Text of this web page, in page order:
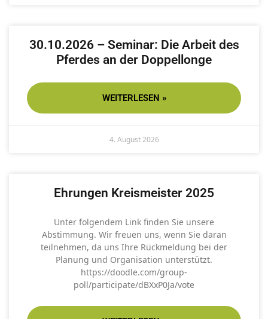
30.10.2026 – Seminar: Die Arbeit des
Pferdes an der Doppellonge
WEITERLESEN »
4. August 2026
Ehrungen Kreismeister 2025
Unter folgendem Link finden Sie unsere
Abstimmung. Wir freuen uns, wenn Sie daran
teilnehmen, da uns Ihre Rückmeldung bei der
Planung und Organisation unterstützt.
https://doodle.com/group-
poll/participate/dBXxP0Ja/vote